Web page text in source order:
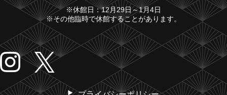
※休館日：12月29日～1月4日
※その他臨時で休館することがあります。